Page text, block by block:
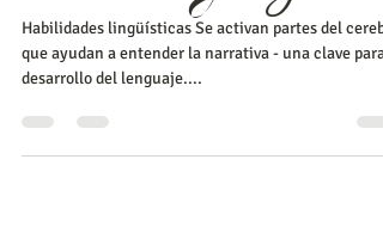
mientras juegan
Habilidades lingüísticas Se activan partes del
desarrollo del lenguaje....